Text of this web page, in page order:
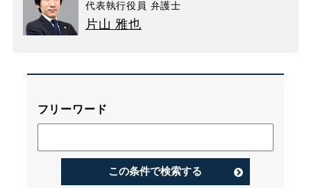
代表執行役員 弁護士
片山 雅也
フリーワード
この条件で検索する